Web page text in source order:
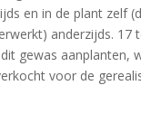
en in de plant zelf
anderzijds. 17
gewas aanplanten,
voor de